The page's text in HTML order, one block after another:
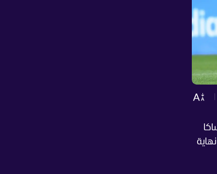
أوساكا